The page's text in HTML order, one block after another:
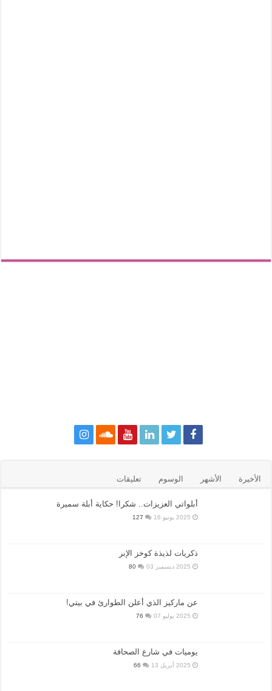
الأخيرة الأشهر الوسوم تعليقات
أبلواتي العزيزات.. شكرا! حكاية أبلة سميرة
2025 يونيو 16 127
ذكريات لذيذة كوخز الإبر
2025 ديسمبر 03 80
عن ماركيز الذي أعلن الطوارئ في بيتي!
2025 يوليو 07 76
يوميات في شارع الصحافة
2025 أبريل 13 66